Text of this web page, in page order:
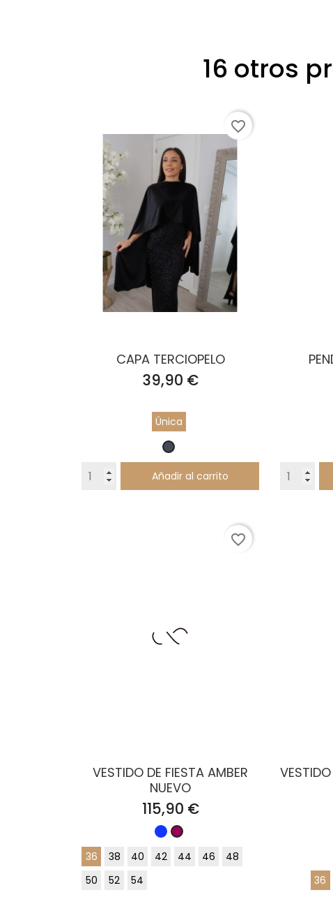
16 otros
CAPA TERCIOPELO
Precio
39,90 €
Única
Negro
Añadir al carrito
favorite_border
VESTIDO DE FIESTA AMBER
NUEVO
Precio
115,90 €
Azul
Klein
Fresa
36
38 40 42 44 46
48
50
52 54
favorite_border
36